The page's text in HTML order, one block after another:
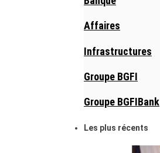
Affaires
Infrastructures
Groupe BGFI
Groupe BGFIBank
Les plus récents